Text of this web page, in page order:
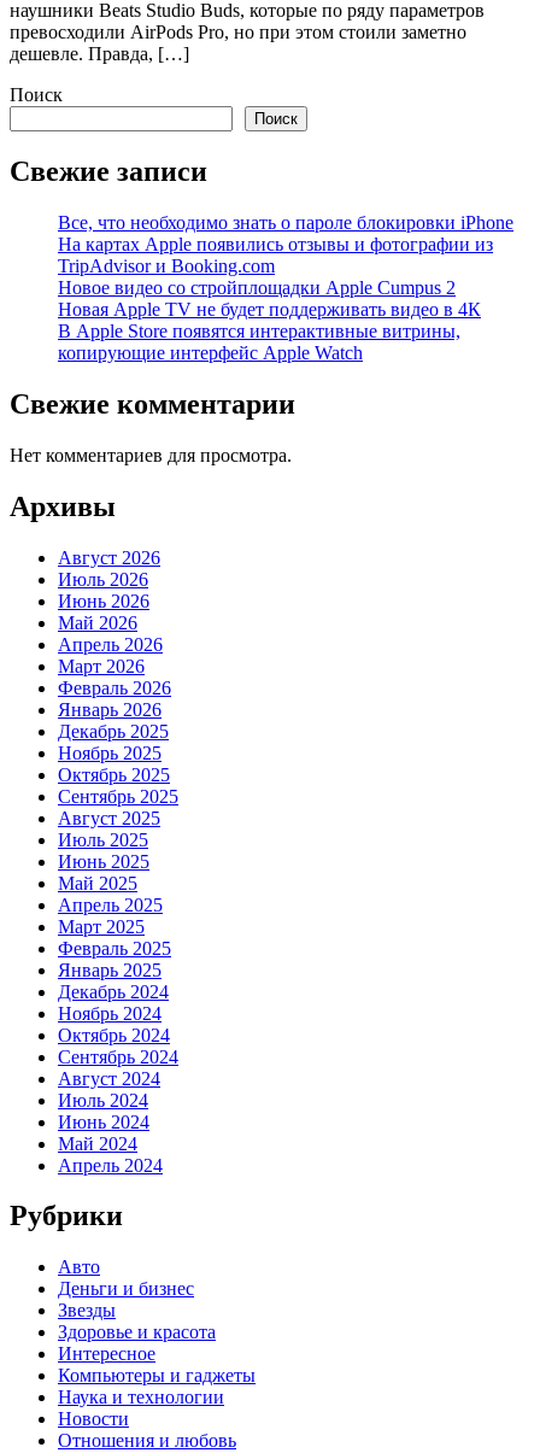
наушники Beats Studio Buds, которые по ряду параметров
превосходили AirPods Pro, но при этом стоили заметно
дешевле. Правда, […]
Поиск
Поиск
Свежие записи
Все, что необходимо знать о пароле блокировки iPhone
На картах Apple появились отзывы и фотографии из
TripAdvisor и Booking.com
Новое видео со стройплощадки Apple Cumpus 2
Новая Apple TV не будет поддерживать видео в 4К
В Apple Store появятся интерактивные витрины,
копирующие интерфейс Apple Watch
Свежие комментарии
Нет комментариев для просмотра.
Архивы
Август 2026
Июль 2026
Июнь 2026
Май 2026
Апрель 2026
Март 2026
Февраль 2026
Январь 2026
Декабрь 2025
Ноябрь 2025
Октябрь 2025
Сентябрь 2025
Август 2025
Июль 2025
Июнь 2025
Май 2025
Апрель 2025
Март 2025
Февраль 2025
Январь 2025
Декабрь 2024
Ноябрь 2024
Октябрь 2024
Сентябрь 2024
Август 2024
Июль 2024
Июнь 2024
Май 2024
Апрель 2024
Рубрики
Авто
Деньги и бизнес
Звезды
Здоровье и красота
Интересное
Компьютеры и гаджеты
Наука и технологии
Новости
Отношения и любовь